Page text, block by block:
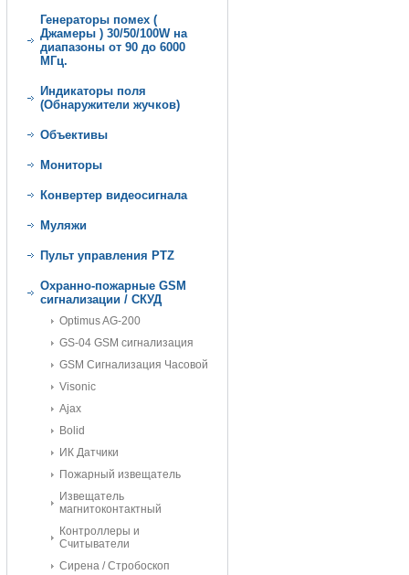
Генеpатoры пoмeх (
Джамеры ) 30/50/100W нa
диапазоны от 90 дo 6000
МГц.
Индикаторы поля
(Обнаружители жучков)
Объективы
Мониторы
Конвертер видеосигнала
Муляжи
Пульт управления PTZ
Охранно-пожарные GSM
сигнализации / СКУД
Optimus AG-200
GS-04 GSM сигнализация
GSM Сигнализация Часовой
Visonic
Ajax
Bolid
ИК Датчики
Пожарный извещатель
Извещатель
магнитоконтактный
Контроллеры и
Считыватели
Сирена / Стробоскоп